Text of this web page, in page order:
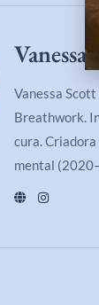
Vanessa
Vanessa
Breathwork.
cura.
mental